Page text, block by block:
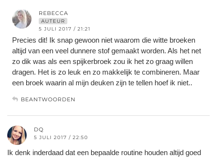
REBECCA
AUTEUR
5 JULI 2017 / 21:21
Precies dit! Ik snap gewoon niet waarom die witte broeken
altijd van een veel dunnere stof gemaakt worden. Als het net
zo dik was als een spijkerbroek zou ik het zo graag willen
dragen. Het is zo leuk en zo makkelijk te combineren. Maar
een broek waarin al mijn deuken zijn te tellen hoef ik niet..
BEANTWOORDEN
DQ
5 JULI 2017 / 22:50
Ik denk inderdaad dat een bepaalde routine houden altijd goed